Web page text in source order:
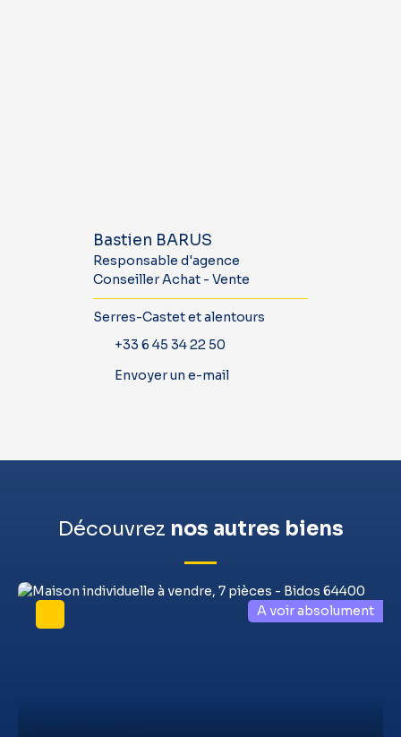
Bastien BARUS
Responsable d'agence
Conseiller Achat - Vente
Serres-Castet et alentours
+33 6 45 34 22 50
Envoyer un e-mail
Découvrez nos autres biens
A voir absolument